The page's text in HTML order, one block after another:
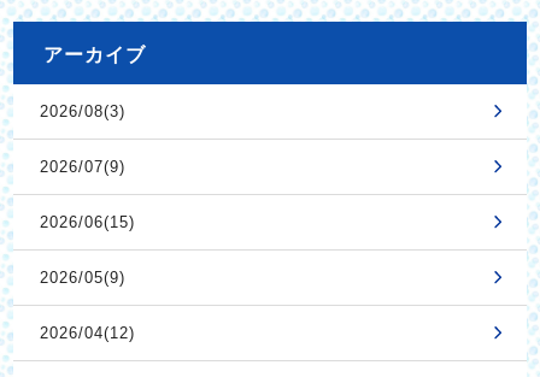
アーカイブ
2026/08(3)
2026/07(9)
2026/06(15)
2026/05(9)
2026/04(12)